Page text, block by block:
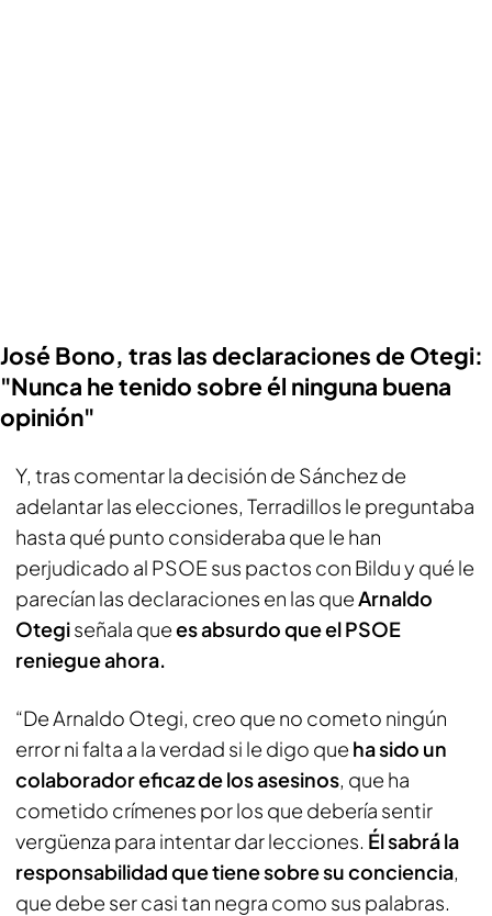
José Bono, tras las declaraciones de Otegi:
"Nunca he tenido sobre él ninguna buena
opinión"
Y, tras comentar la decisión de Sánchez de
adelantar las elecciones, Terradillos le preguntaba
hasta qué punto consideraba que le han
perjudicado al PSOE sus pactos con Bildu y qué le
parecían las declaraciones en las queArnaldo
Otegiseñala quees absurdo que el PSOE
reniegue ahora.
“De Arnaldo Otegi, creo que no cometo ningún
error ni falta a la verdad si le digo que ha sido un
colaborador eficaz de los asesinos, que ha
cometido crímenes por los que debería sentir
vergüenza para intentar dar lecciones. Él sabrá la
responsabilidad que tiene sobre su conciencia,
que debe ser casi tan negra como sus palabras.